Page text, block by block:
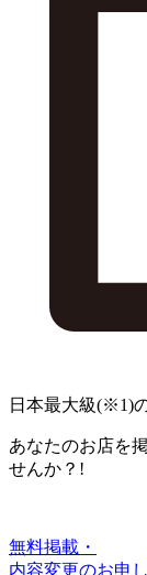
日本最大級(※1)
あなたのお店を
せんか？!
無料掲載・
内容変更のお申